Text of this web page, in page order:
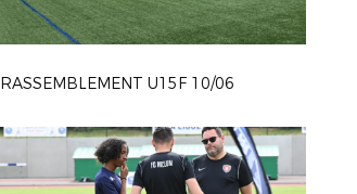
RASSEMBLEMENT U15F 10/06